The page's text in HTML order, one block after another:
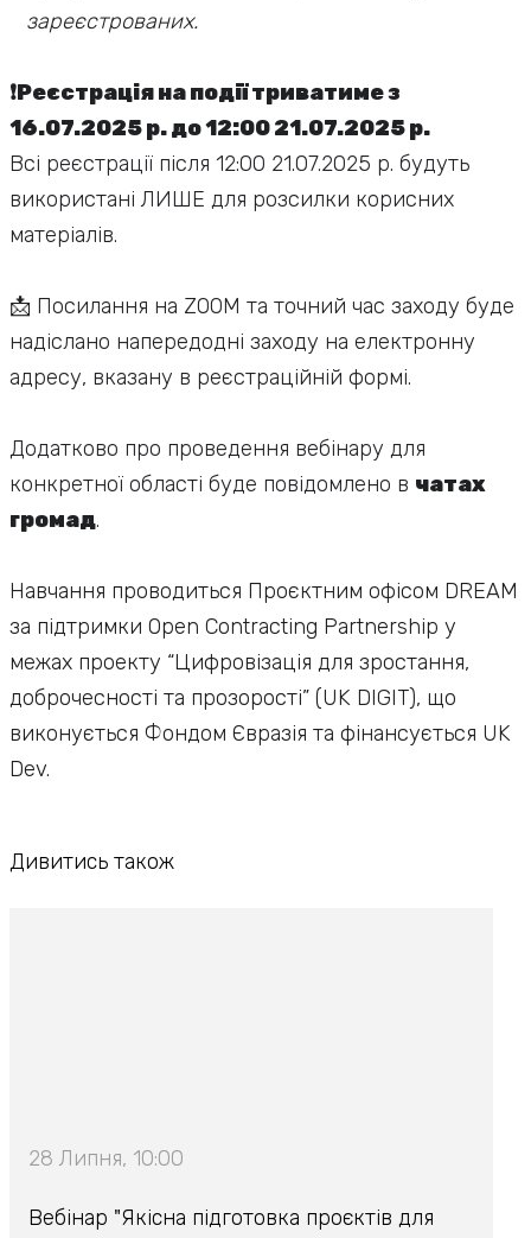
зареєстрованих.
❗Реєстрація на події триватиме з
16.07.2025 р. до 12:00 21.07.2025 р.
Всі реєстрації після 12:00 21.07.2025 р. будуть
використані ЛИШЕ для розсилки корисних
матеріалів.
📩 Посилання на ZOOM та точний час заходу буде
надіслано напередодні заходу на електронну
адресу, вказану в реєстраційній формі.
Додатково про проведення вебінару для
конкретної області буде повідомлено в чатах
громад.
Навчання проводиться Проєктним офісом DREAM
за підтримки Open Contracting Partnership у
межах проекту “Цифровізація для зростання,
доброчесності та прозорості” (UK DIGIT), що
виконується Фондом Євразія та фінансується UK
Dev.
Дивитись також
28 Липня, 10:00
Вебінар "Якісна підготовка проєктів для